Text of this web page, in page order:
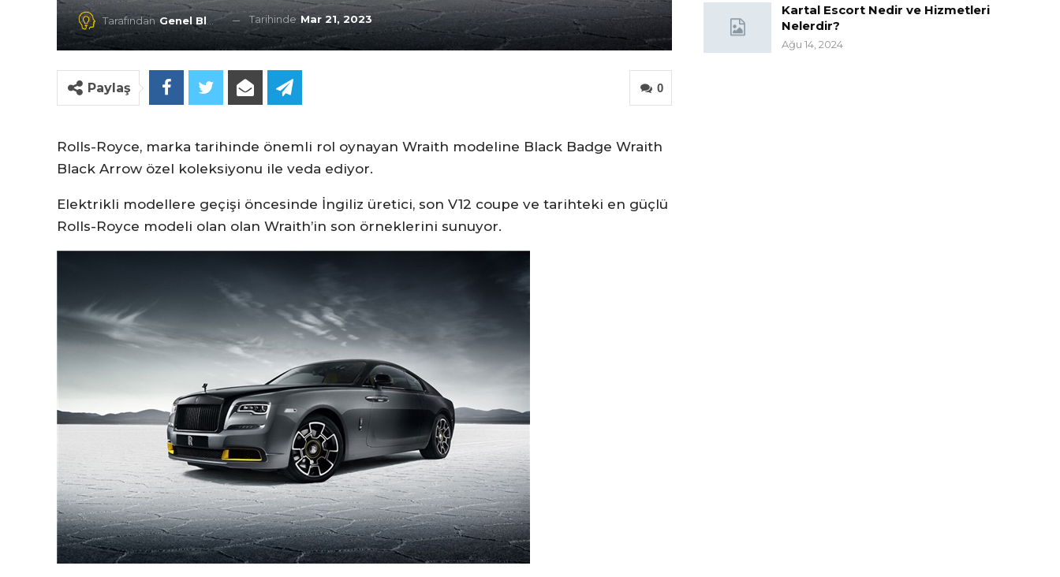
Tarafından Genel Blog Tarihinde Mar 21, 2023
0
Paylaş
Rolls-Royce, marka tarihinde önemli rol oynayan Wraith modeline Black Badge Wraith
Black Arrow özel koleksiyonu ile veda ediyor.
Elektrikli modellere geçişi öncesinde İngiliz üretici, son V12 coupe ve tarihteki en güçlü
Rolls-Royce modeli olan olan Wraith’in son örneklerini sunuyor.
Kartal Escort Nedir ve Hizmetleri
Nelerdir?
Ağu 14, 2024